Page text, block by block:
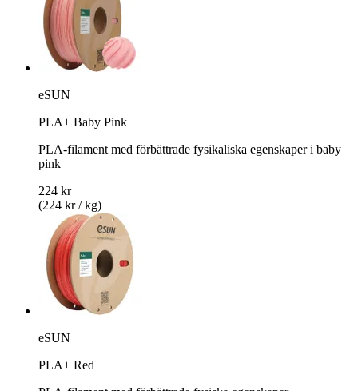
eSUN
PLA+ Baby Pink
PLA-filament med förbättrade fysikaliska egenskaper i baby
pink
224 kr
(224 kr / kg)
eSUN
PLA+ Red